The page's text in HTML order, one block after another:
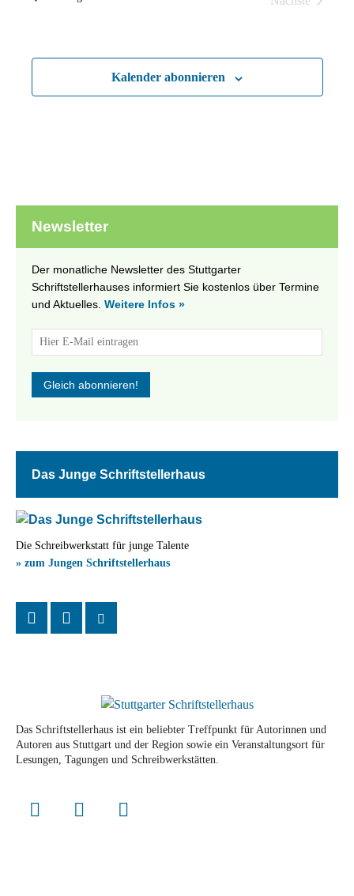
Kalender abonnieren
Newsletter
Der monatliche Newsletter des Stuttgarter
Schriftstellerhauses informiert Sie kostenlos über Termine
und Aktuelles. Weitere Infos »
Das Junge Schriftstellerhaus
Die Schreibwerkstatt für junge Talente
» zum Jungen Schriftstellerhaus
Das Schriftstellerhaus ist ein beliebter Treffpunkt für Autorinnen und
Autoren aus Stuttgart und der Region sowie ein Veranstaltungsort für
Lesungen, Tagungen und Schreibwerkstätten.